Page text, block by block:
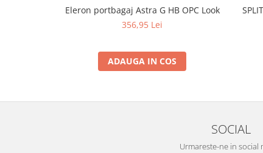
Proiectoare ceata
Furtun intercooler turbo
Eleron portbagaj Astra G HB OPC Look
356,95 Lei
ADAUGA IN COS
SOCIAL
Urmareste-ne in social